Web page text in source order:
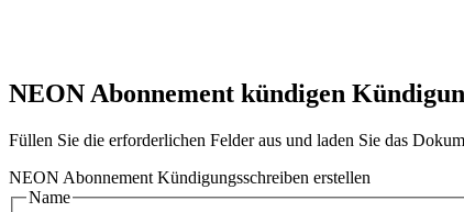
NEON Abonnement kündigen
Füllen Sie die erforderlichen Felder aus und laden Sie das
NEON Abonnement Kündigungsschreiben erstellen
Name